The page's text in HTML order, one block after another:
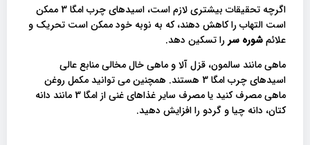
اگرچه تحقیقات بیشتری لازم است، اسیدهای چرب امگا 3 ممکن
است التهاب را کاهش دهند، که به نوبه خود ممکن است تحریک و
علائمشوره سررا تسکین دهد.
ماهی مانند سالمون، قزل آلا و ماهی خال مخالی منابع عالی
اسیدهای چرب امگا 3 هستند. همچنین می توانید مکمل روغن
ماهی مصرف کنید یا مصرف سایر غذاهای غنی از امگا 3 مانند دانه
کتان، دانه چیا و گردو را افزایش دهید.